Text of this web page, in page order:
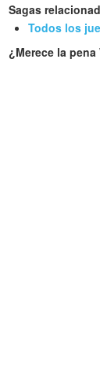
Sagas
Todos los
¿Merece la